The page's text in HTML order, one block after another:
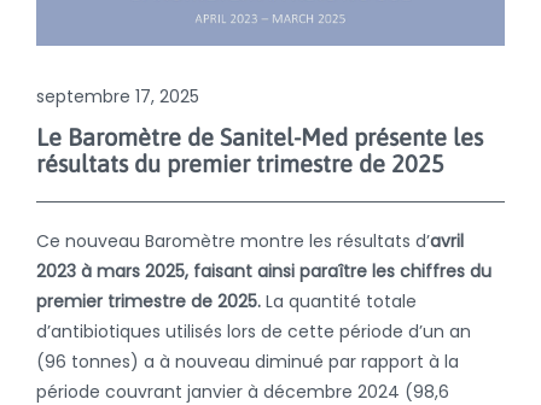
septembre 17, 2025
Le Baromètre de Sanitel-Med présente les
résultats du premier trimestre de 2025
Ce nouveau Baromètre montre les résultats d’avril
2023 à mars 2025, faisant ainsi paraître les chiffres du
premier trimestre de 2025. La quantité totale
d’antibiotiques utilisés lors de cette période d’un an
(96 tonnes) a à nouveau diminué par rapport à la
période couvrant janvier à décembre 2024 (98,6